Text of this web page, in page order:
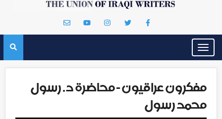
Toggle
navigation
مفكرون عراقيون - محاضرة د. رسول
محمد رسول